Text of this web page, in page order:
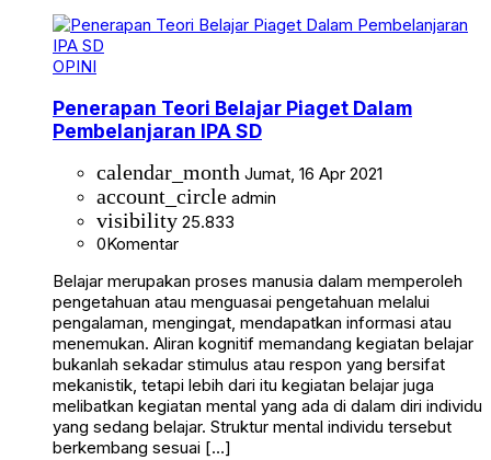
OPINI
Penerapan Teori Belajar Piaget Dalam
Pembelanjaran IPA SD
calendar_month Jumat, 16 Apr 2021
account_circle admin
visibility 25.833
0Komentar
Belajar merupakan proses manusia dalam memperoleh
pengetahuan atau menguasai pengetahuan melalui
pengalaman, mengingat, mendapatkan informasi atau
menemukan. Aliran kognitif memandang kegiatan belajar
bukanlah sekadar stimulus atau respon yang bersifat
mekanistik, tetapi lebih dari itu kegiatan belajar juga
melibatkan kegiatan mental yang ada di dalam diri individu
yang sedang belajar. Struktur mental individu tersebut
berkembang sesuai […]